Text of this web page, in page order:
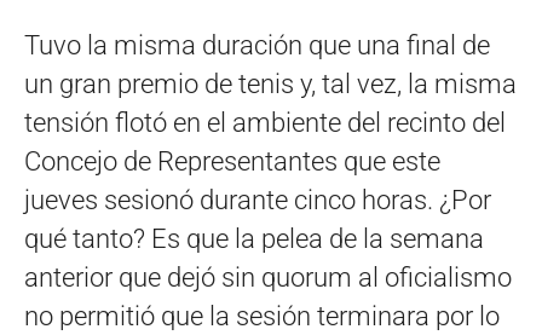
Tuvo la misma duración que una final de
un gran premio de tenis y, tal vez, la misma
tensión flotó en el ambiente del recinto del
Concejo de Representantes que este
jueves sesionó durante cinco horas. ¿Por
qué tanto? Es que la pelea de la semana
anterior que dejó sin quorum al oficialismo
no permitió que la sesión terminara por lo